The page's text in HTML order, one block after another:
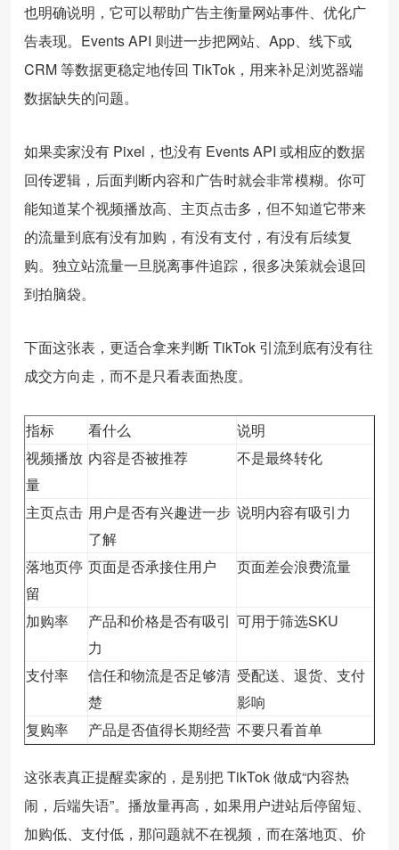
也明确说明，它可以帮助广告主衡量网站事件、优化广
告表现。Events API 则进一步把网站、App、线下或
CRM 等数据更稳定地传回 TikTok，用来补足浏览器端
数据缺失的问题。
如果卖家没有 Pixel，也没有 Events API 或相应的数据
回传逻辑，后面判断内容和广告时就会非常模糊。你可
能知道某个视频播放高、主页点击多，但不知道它带来
的流量到底有没有加购，有没有支付，有没有后续复
购。独立站流量一旦脱离事件追踪，很多决策就会退回
到拍脑袋。
下面这张表，更适合拿来判断 TikTok 引流到底有没有往
成交方向走，而不是只看表面热度。
指标 看什么
说明
视频播放
量
内容是否被推荐 不是最终转化
主页点击 用户是否有兴趣进一步
了解
说明内容有吸引力
落地页停
留
页面是否承接住用户 页面差会浪费流量
加购率
产品和价格是否有吸引
力
可用于筛选SKU
支付率
信任和物流是否足够清
楚
受配送、退货、支付
影响
复购率
产品是否值得长期经营 不要只看首单
这张表真正提醒卖家的，是别把 TikTok 做成“内容热
闹，后端失语”。播放量再高，如果用户进站后停留短、
加购低、支付低，那问题就不在视频，而在落地页、价